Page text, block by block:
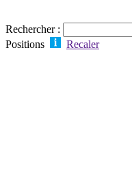
Rechercher :
Positions
Recaler